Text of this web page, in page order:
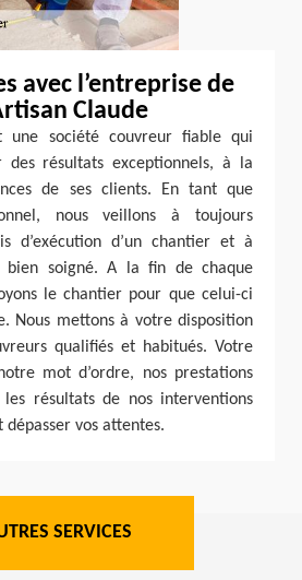
avec l’entreprise de
Claude
une société couvreur fiable qui
des résultats exceptionnels, à la
de ses clients. En tant que
nous veillons à toujours
d’exécution d’un chantier et à
bien soigné. A la fin de chaque
le chantier pour que celui-ci
Nous mettons à votre disposition
qualifiés et habitués. Votre
mot d’ordre, nos prestations
résultats de nos interventions
vos attentes.
SERVICES